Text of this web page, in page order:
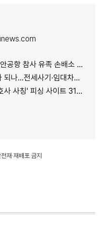
배소 대리..."참사 진상 명확히 규명"
·임대차분쟁 평균 3개월내 해결
피싱 사이트 31건 무더기 차단
재·재배포 금지